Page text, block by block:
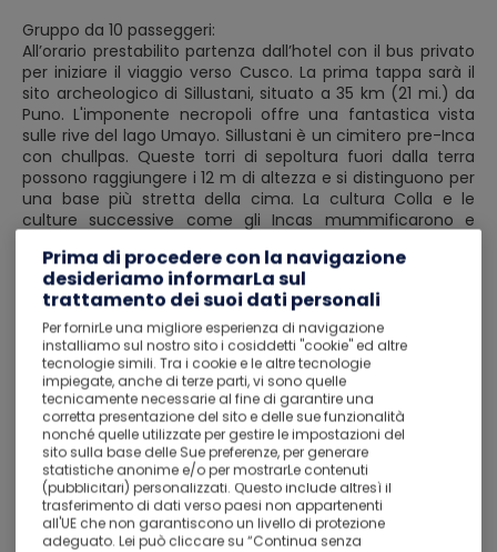
Gruppo da 10 passeggeri:
All’orario prestabilito partenza dall’hotel con il bus privato
per iniziare il viaggio verso Cusco. La prima tappa sarà il
sito archeologico di Sillustani, situato a 35 km (21 mi.) da
Puno. L'imponente necropoli offre una fantastica vista
sulle rive del lago Umayo. Sillustani è un cimitero pre-Inca
con chullpas. Queste torri di sepoltura fuori dalla terra
possono raggiungere i 12 m di altezza e si distinguono per
una base più stretta della cima. La cultura Colla e le
culture successive come gli Incas mummificarono e
luogo magico si ha una vista spettacolare sul Lago
Umayo e su una laguna dove si possono ammirare
vigogne in libertà.
A seguire sosta alle rovine di Raqchi; le rovine di adobe
meglio conservate e uniche che poggiano su una base di
roccia Inca. Infine, si visita la Chiesa di Andahuaylillas,
considerata la Cappella Sistina delle Americhe per le
opere d'arte che sono state trovate all'interno. Sosta per il
pranzo in un ristorante locale (incluso). Pernottamento in
Hotel.
Cusco, situata a 3.400 m nelle Ande, era il cuore
dell'Impero Inca. La città fonde antiche culture andine
con lo splendore coloniale spagnolo. Visita le vicine
Prima di procedere con la navigazione
desideriamo informarLa sul
trattamento dei suoi dati personali
Per fornirLe una migliore esperienza di navigazione
installiamo sul nostro sito i cosiddetti "cookie" ed altre
tecnologie simili. Tra i cookie e le altre tecnologie
impiegate, anche di terze parti, vi sono quelle
tecnicamente necessarie al fine di garantire una
corretta presentazione del sito e delle sue funzionalità
nonché quelle utilizzate per gestire le impostazioni del
sito sulla base delle Sue preferenze, per generare
statistiche anonime e/o per mostrarLe contenuti
(pubblicitari) personalizzati. Questo include altresì il
trasferimento di dati verso paesi non appartenenti
all'UE che non garantiscono un livello di protezione
adeguato. Lei può cliccare su “Continua senza